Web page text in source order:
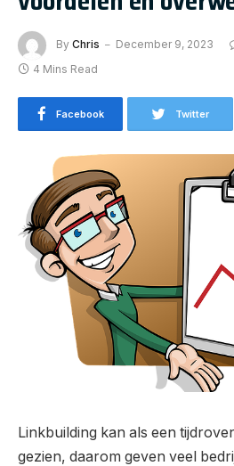
By Chris December 9, 2023
4 Mins Read
Facebook Twitter
Linkbuilding kan als een
gezien, daarom geven veel